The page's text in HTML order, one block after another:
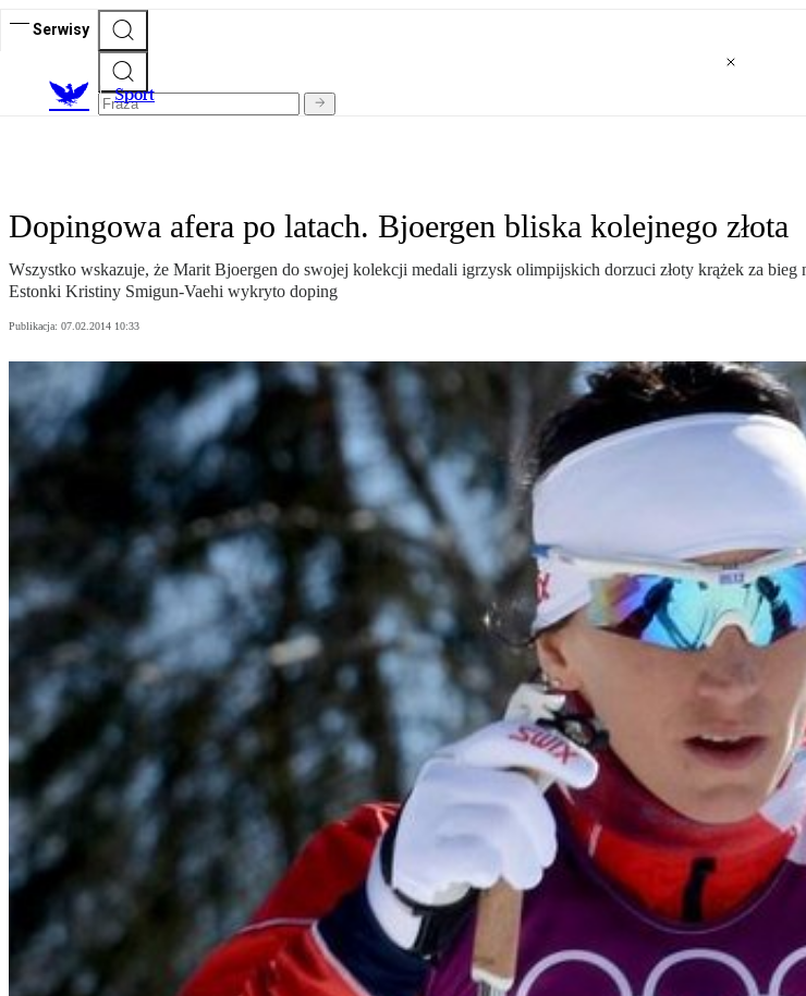
Serwisy
Sport
Dopingowa afera po latach. Bjoergen bliska kolejnego złota
Wszystko wskazuje, że Marit Bjoergen do swojej kolekcji medali igrzysk olimpijskich dorzuci złoty krążek za
Estonki Kristiny Smigun-Vaehi wykryto doping
Publikacja: 07.02.2014 10:33